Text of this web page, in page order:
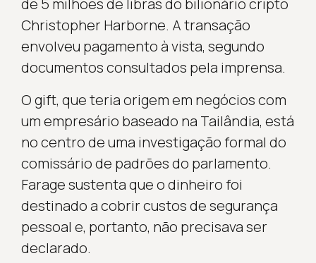
Christopher Harborne. A transação
envolveu pagamento à vista, segundo
documentos consultados pela imprensa.
O gift, que teria origem em negócios com
um empresário baseado na Tailândia, está
no centro de uma investigação formal do
comissário de padrões do parlamento.
Farage sustenta que o dinheiro foi
destinado a cobrir custos de segurança
pessoal e, portanto, não precisava ser
declarado.